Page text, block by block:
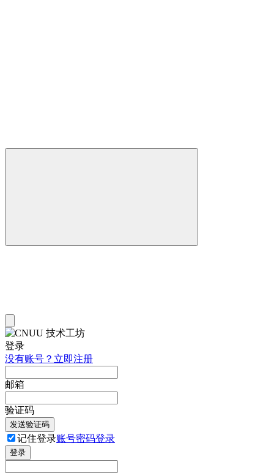
登录
没有账号？立即注册
邮箱
验证码
发送验证码
记住登录账号密码登录
登录